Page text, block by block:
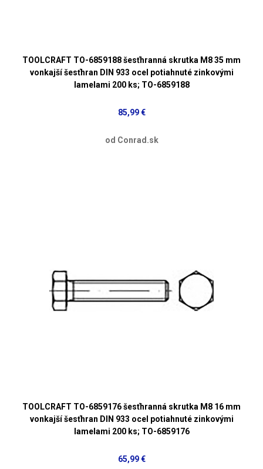
TOOLCRAFT TO-6859188 šesťhranná skrutka M8 35 mm
vonkajší šesťhran DIN 933 ocel potiahnuté zinkovými
lamelami 200 ks; TO-6859188
85,99 €
od Conrad.sk
TOOLCRAFT TO-6859176 šesťhranná skrutka M8 16 mm
vonkajší šesťhran DIN 933 ocel potiahnuté zinkovými
lamelami 200 ks; TO-6859176
65,99 €